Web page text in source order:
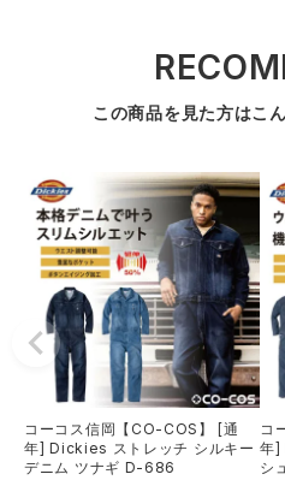
この商品を見た方はこ
コーコス信岡【CO-COS】 [通
年] Dickies ストレッチ シルキー
デニム ツナギ D-686
コ
年]
シ